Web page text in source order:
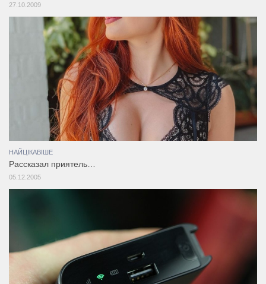
27.10.2009
НАЙЦІКАВІШЕ
Рассказал приятель…
05.12.2005